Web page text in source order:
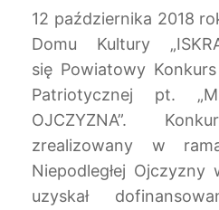
12 października 2018
Domu Kultury
się Powiatowy
Patriotycznej pt.
OJCZYZNA”.
zrealizowany w
Niepodległej Ojczyzny
uzyskał